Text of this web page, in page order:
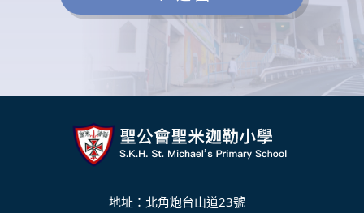
地址：北角炮台山道23號